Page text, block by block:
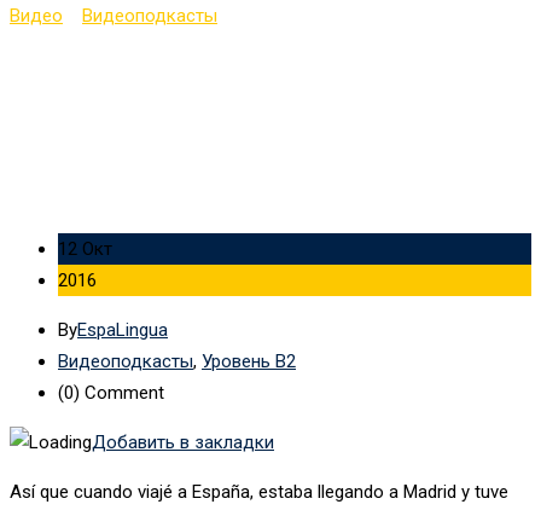
Видео
Видеоподкасты
12 Окт
2016
ByEspaLingua
Видеоподкасты, Уровень B2
(0) Comment
Добавить в закладки
Así que cuando viajé a España, estaba llegando a Madrid y tuve